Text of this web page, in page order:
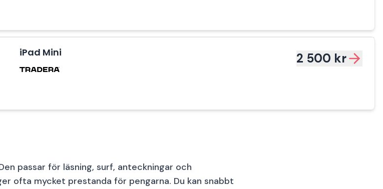
iPad Mini 2 500 kr
passar för läsning, surf, anteckningar och
ofta mycket prestanda för pengarna. Du kan snabbt